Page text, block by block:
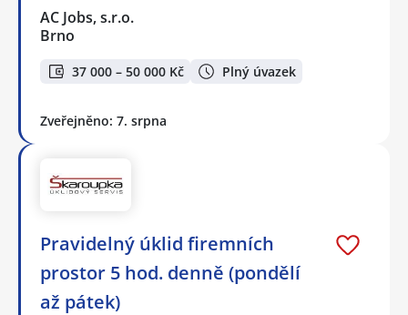
AC Jobs, s.r.o.
Brno
37 000 – 50 000 Kč Plný úvazek
Zveřejněno: 7. srpna
Pravidelný úklid firemních
prostor 5 hod. denně (pondělí
až pátek)